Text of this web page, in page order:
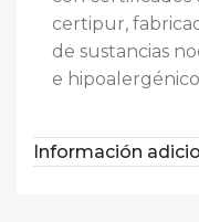
certipur,
de sustancias
e hipoalergénico
Información